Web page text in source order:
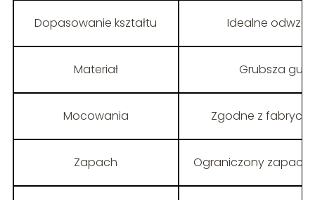
Dopasowanie kształtu Idealne
Materiał Grubsza
Mocowania Zgodne z
Zapach Ograniczony zapach